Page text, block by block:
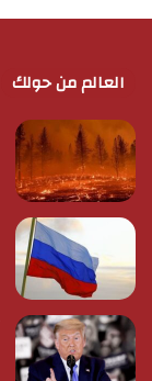
العالم من حولك